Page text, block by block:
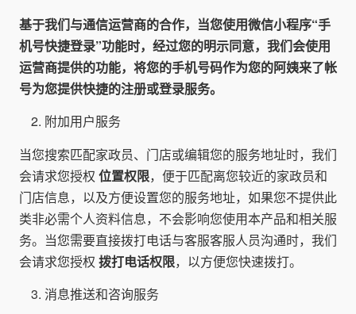
基于我们与通信运营商的合作，当您使用微信小程序“手
机号快捷登录”功能时，经过您的明示同意，我们会使用
运营商提供的功能，将您的手机号码作为您的阿姨来了帐
号为您提供快捷的注册或登录服务。
附加用户服务
当您搜索匹配家政员、门店或编辑您的服务地址时，我们
会请求您授权 位置权限，便于匹配离您较近的家政员和
门店信息，以及方便设置您的服务地址，如果您不提供此
类非必需个人资料信息，不会影响您使用本产品和相关服
务。当您需要直接拨打电话与客服客服人员沟通时，我们
会请求您授权 拨打电话权限，以方便您快速拨打。
消息推送和咨询服务